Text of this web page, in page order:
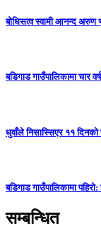
बोधिसत्व स्वामी आनन्द अरुण
बडिगाड गाउँपालिकामा चार
धुवाँले निसास्सिएर ११ दिनको
बडिगाड गाउँपालिकामा
सम्बन्धित